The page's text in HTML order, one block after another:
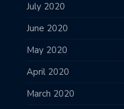
July 2020
June 2020
May 2020
April 2020
March 2020